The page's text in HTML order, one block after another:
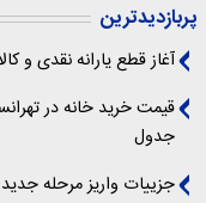
پربازدیدترین
آغاز قطع یارانه نقدی و
قیمت خرید خانه در
جدول
جزییات واریز مرحله